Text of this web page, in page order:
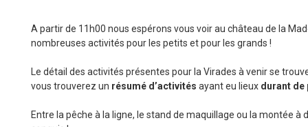
A partir de 11h00 nous espérons vous voir au château de la
nombreuses activités pour les petits et pour les grands !
Le détail des activités présentes pour la Virades à venir se
vous trouverez un résumé d’activités ayant eu lieux durant de
Entre la pêche à la ligne, le stand de maquillage ou la montée à